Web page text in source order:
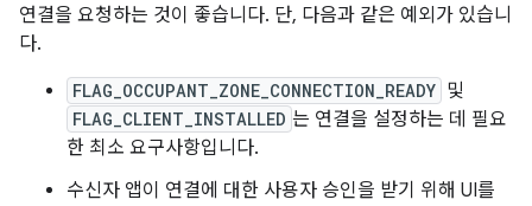
연결을 요청하는 것이 좋습니다. 단, 다음과 같은 예외가 있습니
다.
FLAG_OCCUPANT_ZONE_CONNECTION_READY 및
FLAG_CLIENT_INSTALLED 는 연결을 설정하는 데 필요
한 최소 요구사항입니다.
수신자 앱이 연결에 대한 사용자 승인을 받기 위해 UI를